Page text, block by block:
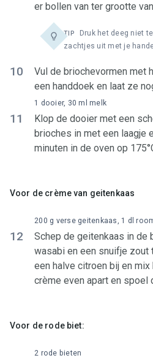
er bollen van ter grootte
TIP
Druk het deeg niet
zachtjes uit met je
10
Vul de briochevormen met
een handdoek en laat ze
11
Klop de dooier met een
brioches in met een laagje
minuten in de oven op
1 dooier, 30 ml melk
Voor de crème van geitenkaas
12
Schep de geitenkaas in de
wasabi en een snuifje zout
een halve citroen bij en
crème even apart en spoel
200 g verse geitenkaas, 1 dl
Voor de rode biet:
2 rode bieten